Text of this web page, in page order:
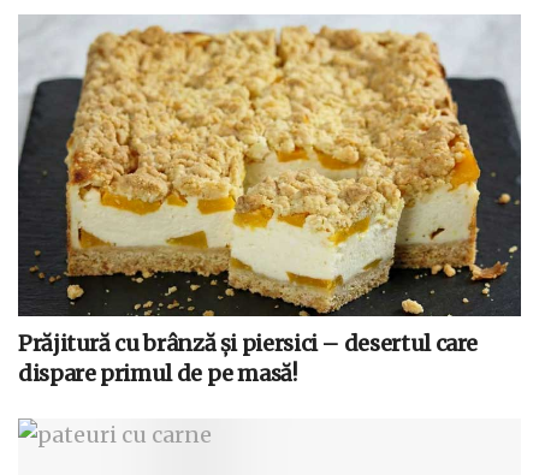
Prăjitură cu brânză și piersici – desertul care
dispare primul de pe masă!